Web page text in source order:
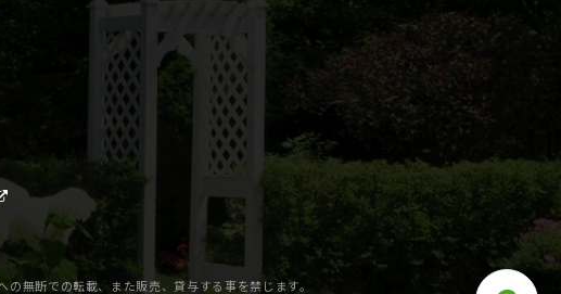
無断での転載、また販売、貸与する事を禁じます。